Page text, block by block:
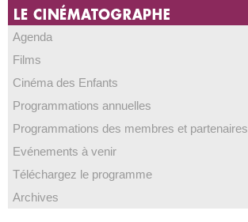
Agenda
Films
Cinéma des Enfants
Programmations annuelles
Programmations des membres et partenaires
Evénements à venir
Téléchargez le programme
Archives